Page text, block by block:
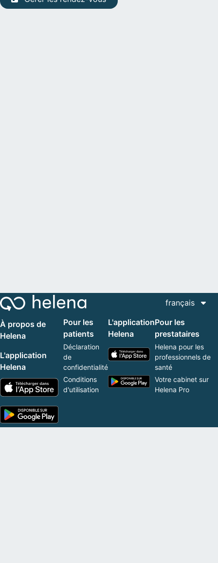
français
À propos de
Helena
L'application
Helena
Pour les
patients
Déclaration
de
confidentialité
Conditions
d'utilisation
L'application
Helena
Pour les
prestataires
Helena pour les
professionnels de
santé
Votre cabinet sur
Helena Pro